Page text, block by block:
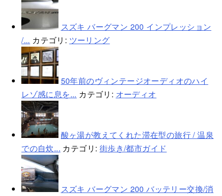
スズキ バーグマン 200 インプレッション
/... カテゴリ: ツーリング
50年前のヴィンテージオーディオのハイ
レゾ感に息を... カテゴリ: オーディオ
酸ヶ湯が教えてくれた滞在型の旅行 / 温泉
での自炊... カテゴリ: 街歩き/都市ガイド
スズキ バーグマン 200 バッテリー交換/消